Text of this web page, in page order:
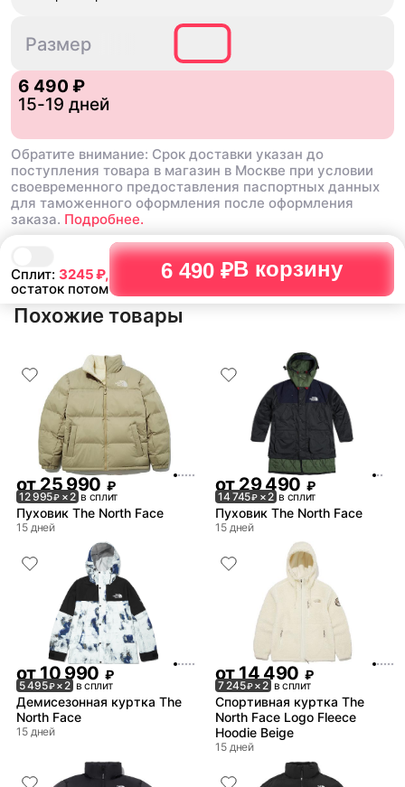
Сплит: 3245₽,
остаток потом
6 490 ₽В корзину
Размер
6 490 ₽
15-19 дней
Обратите внимание: Срок доставки указан до
поступления товара в магазин в Москве при условии
своевременного предоставления паспортных данных
для таможенного оформления после оформления
заказа. Подробнее.
Похожие товары
от25 990 ₽
12 995₽ × 2 в сплит
Пуховик The North Face
15 дней
от29 490 ₽
14 745₽ × 2 в сплит
Пуховик The North Face
15 дней
от 10 990 ₽
5 495₽× 2 в сплит
Демисезонная куртка The
North Face
15 дней
от 14 490 ₽
7 245₽× 2 в сплит
Спортивная куртка The
North Face Logo Fleece
Hoodie Beige
15 дней